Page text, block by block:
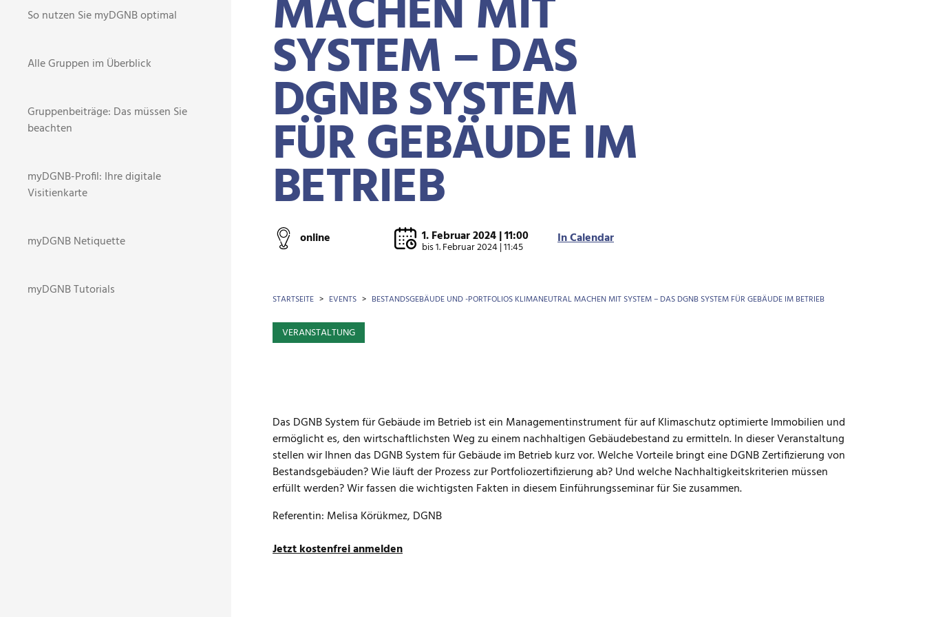
SYSTEM – DAS
DGNB SYSTEM
FÜR GEBÄUDE IM
BETRIEB
online 1. Februar 2024 | 11:00
bis1. Februar 2024 | 11:45 In Calendar
BROTKRÜMEL
STARTSEITE EVENTS BESTANDSGEBÄUDE UND -PORTFOLIOS KLIMANEUTRAL MACHEN MIT SYSTEM – DAS DGNB SYSTEM FÜR GEBÄUDE IM BETRIEB
VERANSTALTUNG
Das DGNB System für Gebäude im Betrieb ist ein Managementinstrument für auf Klimaschutz optimierte Immobilien und
ermöglicht es, den wirtschaftlichsten Weg zu einem nachhaltigen Gebäudebestand zu ermitteln. In dieser Veranstaltung
stellen wir Ihnen das DGNB System für Gebäude im Betrieb kurz vor. Welche Vorteile bringt eine DGNB Zertifizierung von
Bestandsgebäuden? Wie läuft der Prozess zur Portfoliozertifizierung ab? Und welche Nachhaltigkeitskriterien müssen
erfüllt werden? Wir fassen die wichtigsten Fakten in diesem Einführungsseminar für Sie zusammen.
Referentin: Melisa Körükmez, DGNB
Jetzt kostenfrei anmelden
So nutzen Sie myDGNB optimal
Alle Gruppen im Überblick
Gruppenbeiträge: Das müssen Sie
beachten
myDGNB-Profil: Ihre digitale
Visitienkarte
myDGNB Netiquette
myDGNB Tutorials